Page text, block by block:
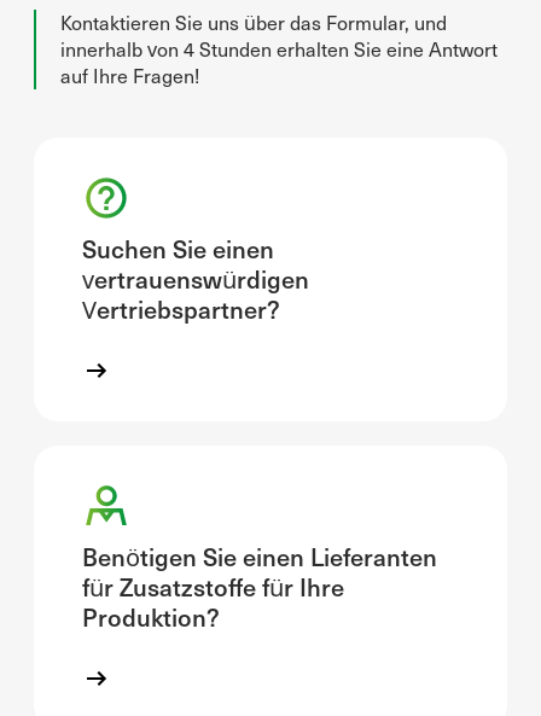
Kontaktieren Sie uns über das Formular, und
innerhalb von 4 Stunden erhalten Sie eine Antwort
auf Ihre Fragen!
Suchen Sie einen
vertrauenswürdigen
Vertriebspartner?
Benötigen Sie einen Lieferanten
für Zusatzstoffe für Ihre
Produktion?